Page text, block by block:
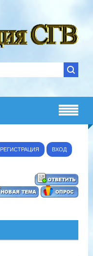
РЕГИСТРАЦИЯ ВХОД